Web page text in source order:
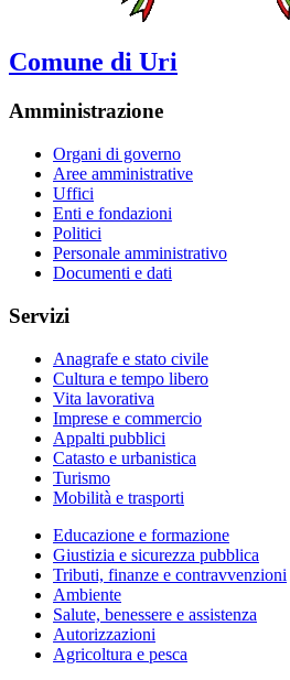
Comune di Uri
Amministrazione
Organi di governo
Aree amministrative
Uffici
Enti e fondazioni
Politici
Personale amministrativo
Documenti e dati
Servizi
Anagrafe e stato civile
Cultura e tempo libero
Vita lavorativa
Imprese e commercio
Appalti pubblici
Catasto e urbanistica
Turismo
Mobilità e trasporti
Educazione e formazione
Giustizia e sicurezza pubblica
Tributi, finanze e contravvenzioni
Ambiente
Salute, benessere e assistenza
Autorizzazioni
Agricoltura e pesca